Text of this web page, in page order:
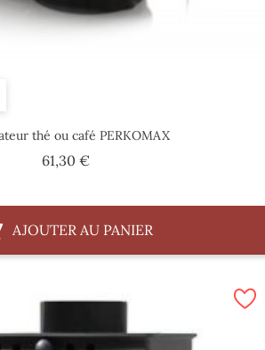
thé ou café PERKOMAX
61,30 €Prix
AJOUTER AU PANIER